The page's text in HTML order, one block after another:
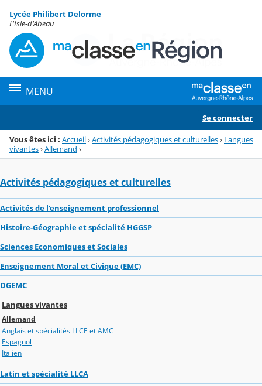
Menu de la rubrique
Contenu
Lycée Philibert Delorme
L'Isle-d'Abeau
MENU
Se connecter
Vous êtes ici : Accueil›Activités pédagogiques et culturelles› Langues
vivantes›Allemand ›
Activités pédagogiques et culturelles
Activités de l'enseignement professionnel
Histoire-Géographie et spécialité HGGSP
Sciences Economiques et Sociales
Enseignement Moral et Civique (EMC)
DGEMC
Langues vivantes
Allemand
Anglais et spécialités LLCE et AMC
Espagnol
Italien
Latin et spécialité LLCA